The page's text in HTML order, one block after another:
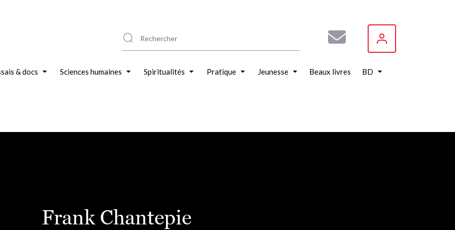
& docs Sciences humaines Spiritualités Pratique Jeunesse Beaux livres BD
Frank Chantepie